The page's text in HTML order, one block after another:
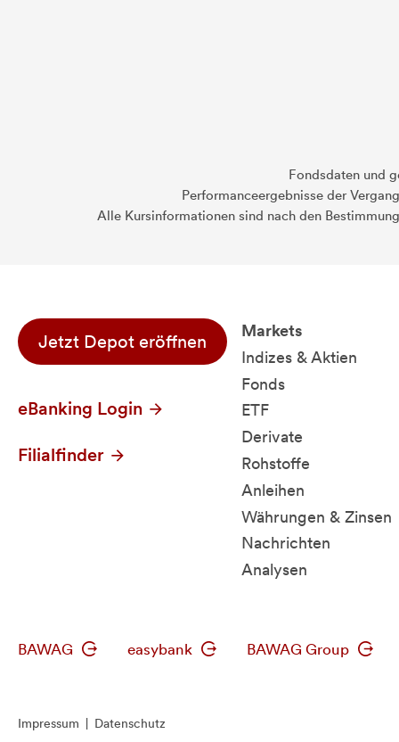
Fondsdaten und
Performanceergebnisse der
Alle Kursinformationen sind nach den
Jetzt Depot eröffnen
eBanking Login
Filialfinder
Markets
Indizes & Aktien
Fonds
ETF
Derivate
Rohstoffe
Anleihen
Währungen & Zinsen
Nachrichten
Analysen
BAWAG easybank BAWAG Group
Impressum Datenschutz